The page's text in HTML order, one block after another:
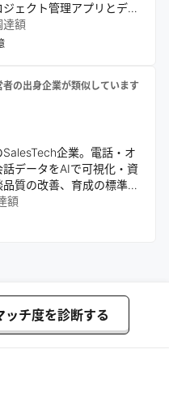
ェクト管理アプリとデジ
、4万社以上に導入さ
展開している。
達額
の出身企業が類似しています
企業。電話・オ
データをAIで可視化・資
質の改善、育成の標準化
CRM入力支援の
ープレの「amptalk
額
ッチ度を診断する